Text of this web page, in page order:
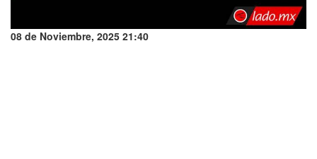
08 de Noviembre, 2025 21:40